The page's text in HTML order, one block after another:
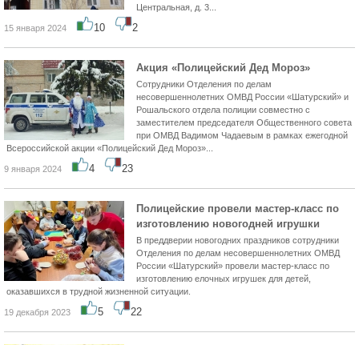
Центральная, д. 3...
15 января 2024 10 2
Акция «Полицейский Дед Мороз»
Сотрудники Отделения по делам
несовершеннолетних ОМВД России «Шатурский» и
Рошальского отдела полиции совместно с
заместителем председателя Общественного совета
при ОМВД Вадимом Чадаевым в рамках ежегодной
Всероссийской акции «Полицейский Дед Мороз»...
9 января 2024 4 23
Полицейские провели мастер-класс по
изготовлению новогодней игрушки
В преддверии новогодних праздников сотрудники
Отделения по делам несовершеннолетних ОМВД
России «Шатурский» провели мастер-класс по
изготовлению елочных игрушек для детей,
оказавшихся в трудной жизненной ситуации.
19 декабря 2023 5 22